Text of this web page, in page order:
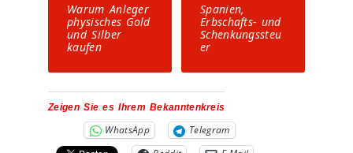
Warum Anleger
physisches Gold
und Silber
kaufen
Spanien,
Erbschafts- und
Schenkungssteu
er
Zeigen Sie es Ihrem Bekanntenkreis
WhatsApp
Telegram